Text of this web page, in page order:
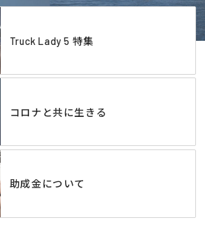
Truck Lady 5 特集
コロナと共に生きる
助成金について